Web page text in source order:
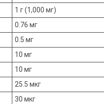
1 г (1,000 мг)
0.76 мг
0.5 мг
10 мг
10 мг
25.5 мкг
30 мкг